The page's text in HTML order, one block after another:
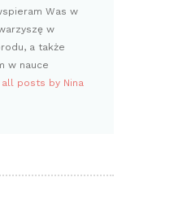
Was w
w
a także
w nauce
posts by Nina